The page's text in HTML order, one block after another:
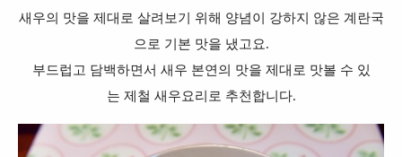
새우의 맛을 제대로 살려보기 위해 양념이 강하지 않은 계란국
으로 기본 맛을 냈고요.
부드럽고 담백하면서 새우 본연의 맛을 제대로 맛볼 수 있
는 제철 새우요리로 추천합니다.